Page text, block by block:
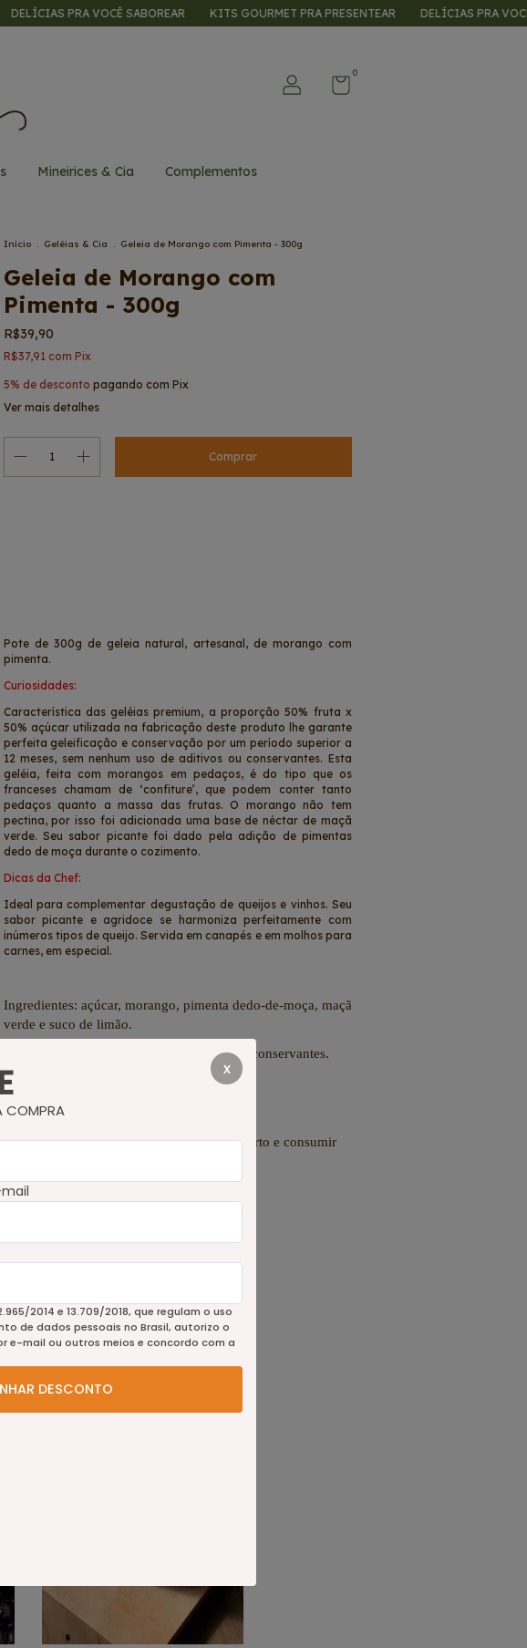
VOCÊ SABOREAR KITS GOURMET PRA PRESENTEAR DELÍCIAS PRA VOCÊ SABOREAR
0
Mineirices & Cia Complementos
Início . Geléias & Cia . Geleia de Morango com Pimenta - 300g
Geleia de Morango com
Pimenta - 300g
R$39,90
R$37,91 com Pix
5% de desconto pagando com Pix
Ver mais detalhes
Pote de 300g de geleia natural, artesanal, de morango com
pimenta.
Curiosidades:
Característica das geléias premium, a proporção 50% fruta x
50% açúcar utilizada na fabricação deste produto lhe garante
perfeita geleificação e conservação por um período superior a
12 meses, sem nenhum uso de aditivos ou conservantes. Esta
geléia, feita com morangos em pedaços, é do tipo que os
franceses chamam de ‘confiture’, que podem conter tanto
pedaços quanto a massa das frutas. O morango não tem
pectina, por isso foi adicionada uma base de néctar de maçã
verde. Seu sabor picante foi dado pela adição de pimentas
dedo de moça durante o cozimento.
Dicas da Chef:
Ideal para complementar degustação de queijos e vinhos. Seu
sabor picante e agridoce se harmoniza perfeitamente com
inúmeros tipos de queijo. Servida em canapés e em molhos para
carnes, em especial.
Ingredientes: açúcar, morango, pimenta dedo-de-moça, maçã
verde e suco de limão.
Produto artesanal, natural, sem corantes ou conservantes.
Não contém glúten.
Validade: 18 meses
Conservação: manter em geladeira após aberto e consumir
x
COMPRA
2014 e 13.709/2018, que regulam o uso
de dados pessoais no Brasil, autorizo o
e-mail ou outros meios e concordo com a
DESCONTO